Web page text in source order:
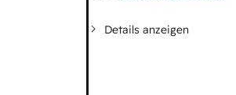
Details anzeigen